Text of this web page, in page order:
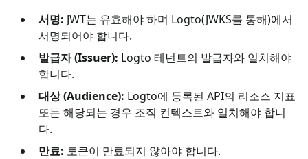
서명: JWT는 유효해야 하며 Logto(JWKS를 통해)에서
서명되어야 합니다.
발급자 (Issuer): Logto 테넌트의 발급자와 일치해야
합니다.
대상 (Audience): Logto에 등록된 API의 리소스 지표
또는 해당되는 경우 조직 컨텍스트와 일치해야 합니
다.
만료: 토큰이 만료되지 않아야 합니다.